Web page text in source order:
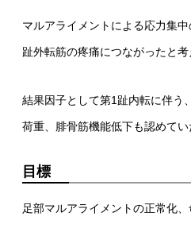
マルアライメントによる応力集
趾外転筋の疼痛につながったと考
結果因子として第1趾内転に伴う
荷重、腓骨筋機能低下も認めてい
目標
足部マルアライメントの正常化